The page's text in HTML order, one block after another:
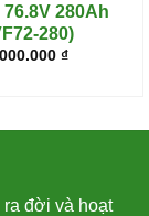
280Ah
280)
₫
đời và hoạt